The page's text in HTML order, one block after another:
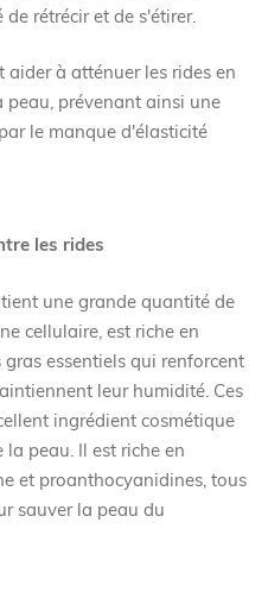
rétrécir et de s'étirer.
aider à atténuer les rides en
prévenant ainsi une
le manque d'élasticité
les rides
une grande quantité de
cellulaire, est riche en
essentiels qui renforcent
leur humidité. Ces
ingrédient cosmétique
peau. Il est riche en
et proanthocyanidines, tous
sauver la peau du